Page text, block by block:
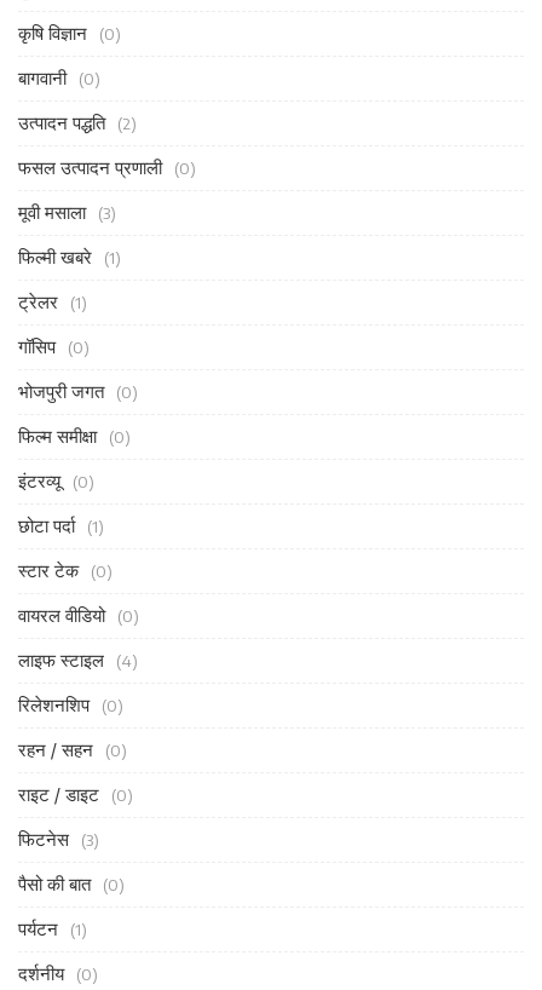
कृषि विज्ञान (0)
बागवानी (0)
उत्पादन पद्धति (2)
फसल उत्पादन प्रणाली (0)
मूवी मसाला (3)
फिल्मी खबरे (1)
ट्रेलर (1)
गॉसिप (0)
भोजपुरी जगत (0)
फिल्म समीक्षा (0)
इंटरव्यू (0)
छोटा पर्दा (1)
स्टार टेक (0)
वायरल वीडियो (0)
लाइफ स्टाइल (4)
रिलेशनशिप (0)
रहन / सहन (0)
राइट / डाइट (0)
फिटनेस (3)
पैसो की बात (0)
पर्यटन (1)
दर्शनीय (0)